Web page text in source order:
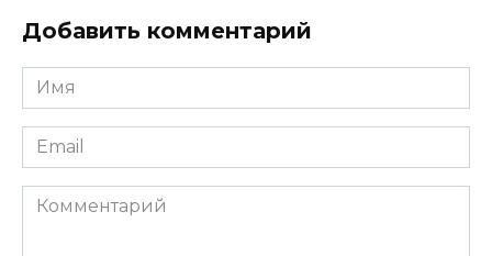
Добавить комментарий
Имя
*
Email
*
Комментарий